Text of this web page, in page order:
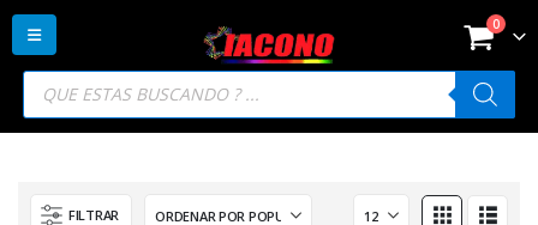
Búsqueda
productos
0
FILTRAR